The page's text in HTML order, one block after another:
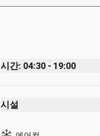
시간: 04:30 - 19:00
Monday
Tuesday
시설